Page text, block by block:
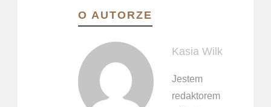
O AUTORZE
Kasia Wilk
Jestem
redaktorem